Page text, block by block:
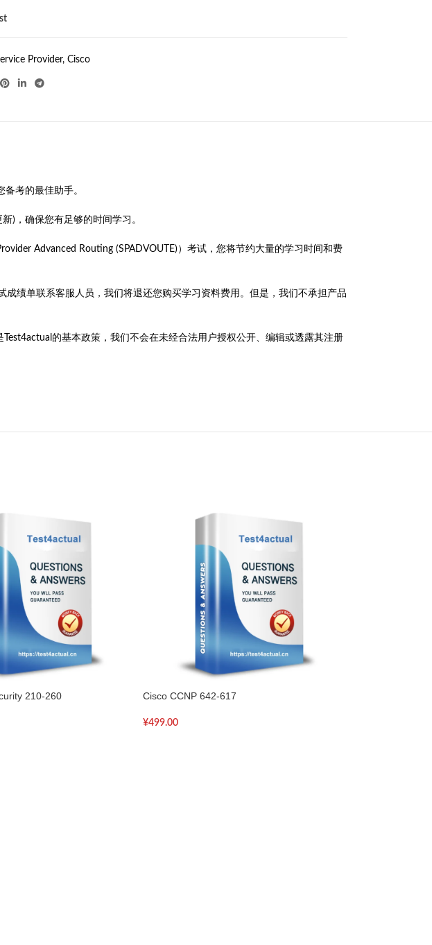
Provider, Cisco
考的最佳助手。
)，确保您有足够的时间学习。
Advanced Routing (SPADVOUTE)）考试，您将节约大量的学习时间和费
成绩单联系客服人员，我们将退还您购买学习资料费用。但是，我们不承担产品
的基本政策，我们不会在未经合法用户授权公开、编辑或透露其注册
210-260 Cisco CCNP 642-617
¥499.00